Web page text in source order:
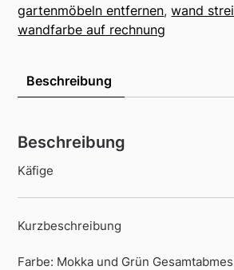
gartenmöbeln entfernen,wand
wandfarbe auf rechnung
Beschreibung
Beschreibung
Käfige
Kurzbeschreibung
Farbe: Mokka und Grün